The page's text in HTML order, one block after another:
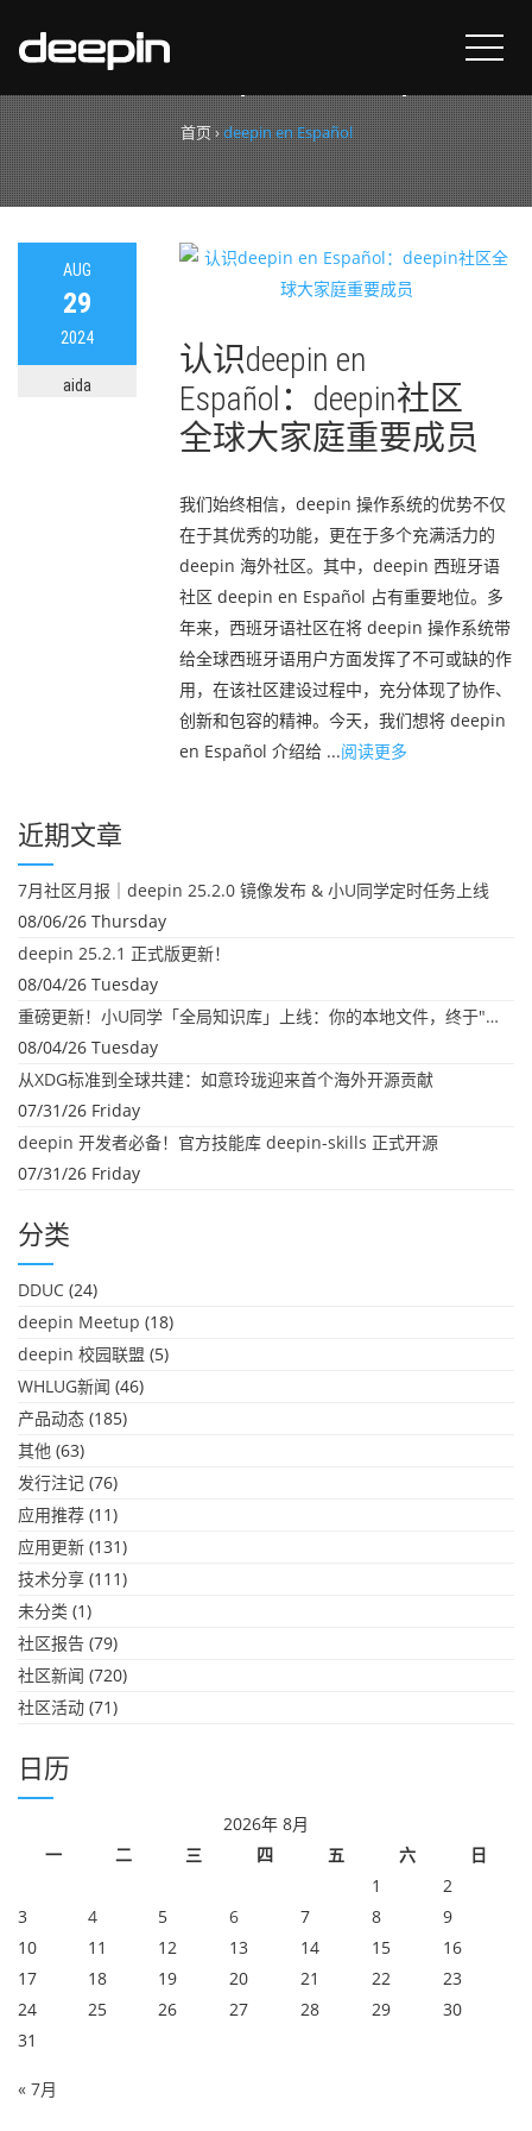
标签： deepin en Español
首页›deepin en Español
AUG
29
2024
aida
认识deepin en
Español：deepin社区
全球大家庭重要成员
我们始终相信，deepin 操作系统的优势不仅
在于其优秀的功能，更在于多个充满活力的
deepin 海外社区。其中，deepin 西班牙语
社区 deepin en Español 占有重要地位。多
年来，西班牙语社区在将 deepin 操作系统带
给全球西班牙语用户方面发挥了不可或缺的作
用，在该社区建设过程中，充分体现了协作、
创新和包容的精神。今天，我们想将 deepin
en Español 介绍给 ...阅读更多
近期文章
7月社区月报｜deepin 25.2.0 镜像发布 & 小U同学定时任务上线
08/06/26 Thursday
deepin 25.2.1 正式版更新！
08/04/26 Tuesday
重磅更新！小U同学「全局知识库」上线：你的本地文件，终于"活"起来了
08/04/26 Tuesday
从XDG标准到全球共建：如意玲珑迎来首个海外开源贡献
07/31/26 Friday
deepin 开发者必备！官方技能库 deepin-skills 正式开源
07/31/26 Friday
分类
DDUC (24)
deepin Meetup (18)
deepin 校园联盟 (5)
WHLUG新闻 (46)
产品动态 (185)
其他 (63)
发行注记 (76)
应用推荐 (11)
应用更新 (131)
技术分享 (111)
未分类 (1)
社区报告 (79)
社区新闻 (720)
社区活动 (71)
日历
2026年 8月
一
二 三 四 五 六
日
1
2
3
4 5 6 7 8
9
10
11 12 13 14 15
16
17
18 19 20 21 22
23
24
25 26 27 28 29
30
31
« 7月